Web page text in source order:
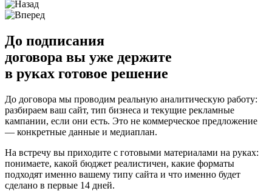
До подписания
договора вы уже держите
в руках готовое решение
До договора мы проводим реальную аналитическую работу:
разбираем ваш сайт, тип бизнеса и текущие рекламные
кампании, если они есть. Это не коммерческое предложение
— конкретные данные и медиаплан.
На встречу вы приходите с готовыми материалами на руках:
понимаете, какой бюджет реалистичен, какие форматы
подходят именно вашему типу сайта и что именно будет
сделано в первые 14 дней.